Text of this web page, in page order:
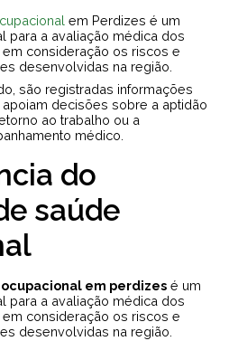
em Perdizes é um
para a avaliação médica dos
consideração os riscos e
desenvolvidas na região.
são registradas informações
decisões sobre a aptidão
ao trabalho ou a
médico.
do
saúde
em perdizes é um
para a avaliação médica dos
consideração os riscos e
desenvolvidas na região.